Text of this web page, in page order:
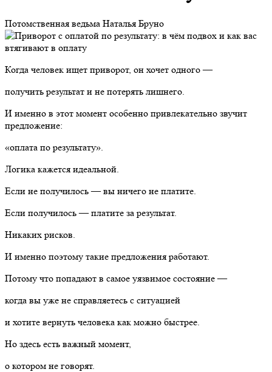
Потомственная ведьма Наталья Бруно
Когда человек ищет приворот, он хочет одного —
получить результат и не потерять лишнего.
И именно в этот момент особенно привлекательно звучит
предложение:
«оплата по результату».
Логика кажется идеальной.
Если не получилось — вы ничего не платите.
Если получилось — платите за результат.
Никаких рисков.
И именно поэтому такие предложения работают.
Потому что попадают в самое уязвимое состояние —
когда вы уже не справляетесь с ситуацией
и хотите вернуть человека как можно быстрее.
Но здесь есть важный момент,
о котором не говорят.